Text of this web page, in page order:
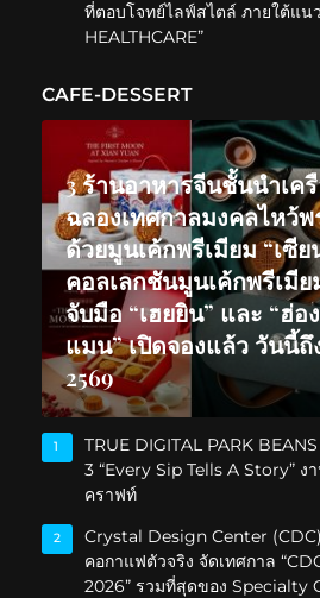
ที่ตอบโจทย์ไลฟ์สไตล์ ภายใต้แน
HEALTHCARE”
CAFE-DESSERT
3 ร้านอาหารจีนชั้นนำเค
ฉลองเทศกาลมงคลไหว้พ
ด้วยมูนเค้กพรีเมียม “เซี
คอลเลกชันมูนเค้กพรีเมี
จับมือ “เฮยยิน” และ “ฮ่อ
แมน” เปิดจองแล้ว วันนี้ถึ
2569
1
TRUE DIGITAL PARK
3 “Every Sip Tells A Story”
คราฟท์
2
Crystal Design Center
คอกาแฟตัวจริง จัดเทศกาล
2026” รวมที่สุดของ Specialty